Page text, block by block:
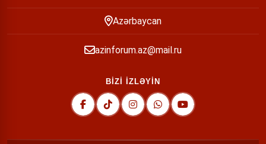
Azərbaycan
azinforum.az@mail.ru
BİZİ İZLƏYİN